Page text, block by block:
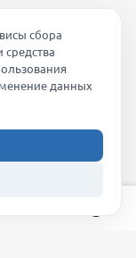
сбора
средства
данных